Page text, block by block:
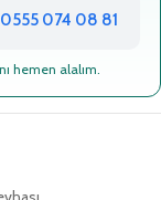
0555 074 08 81
hemen alalım.